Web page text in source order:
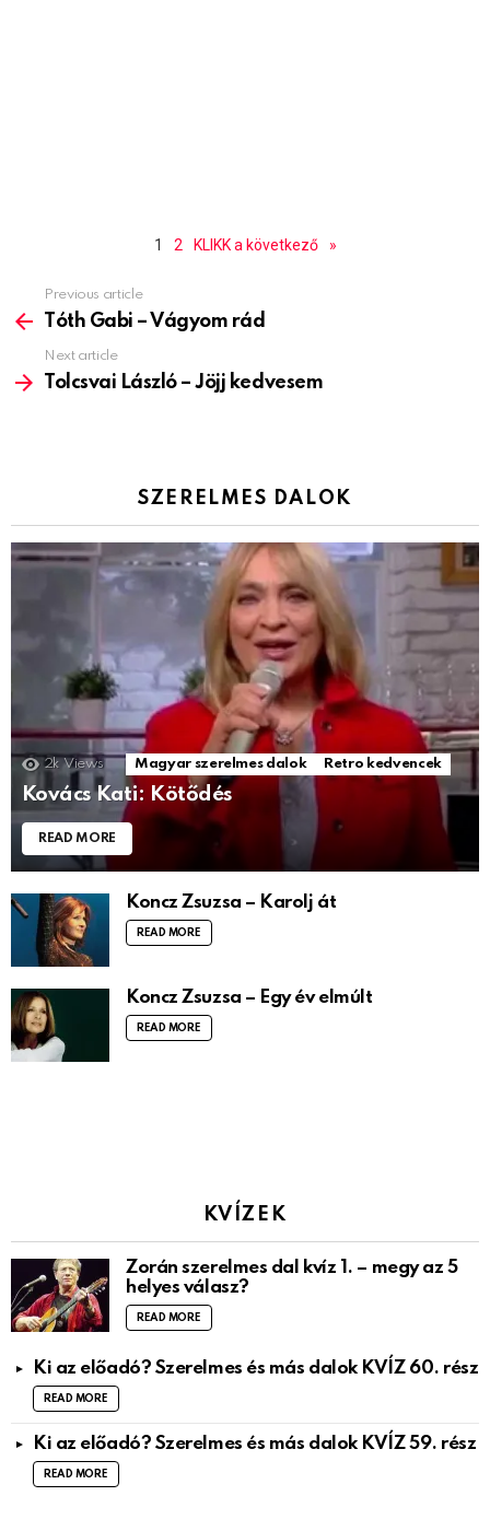
1 2 KLIKK a következő »
more
Previous article
Tóth Gabi – Vágyom rád
Next article
Tolcsvai László – Jöjj kedvesem
SZERELMES DALOK
2k Views Magyar szerelmes dalok Retro kedvencek
Kovács Kati: Kötődés
READ MORE
Koncz Zsuzsa – Karolj át
READ MORE
Koncz Zsuzsa – Egy év elmúlt
READ MORE
KVÍZEK
Zorán szerelmes dal kvíz 1. – megy az 5
helyes válasz?
READ MORE
Ki az előadó? Szerelmes és más dalok KVÍZ 60. rész
READ MORE
Ki az előadó? Szerelmes és más dalok KVÍZ 59. rész
READ MORE